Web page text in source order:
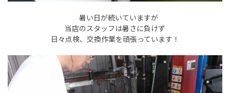
暑い日が続いていますが
当店のスタッフは暑さに負けず
日々点検、交換作業を頑張っています！